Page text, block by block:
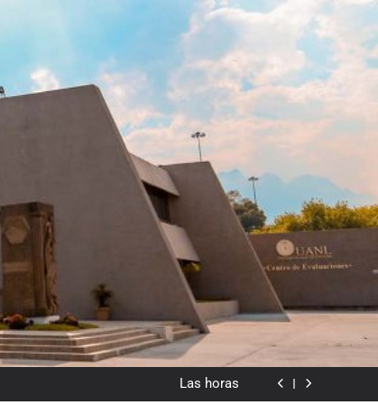
lo visual como forma o cromatismo”
Poemas de Victoria Marín Fallas
Las horas
Del valor en la literatura